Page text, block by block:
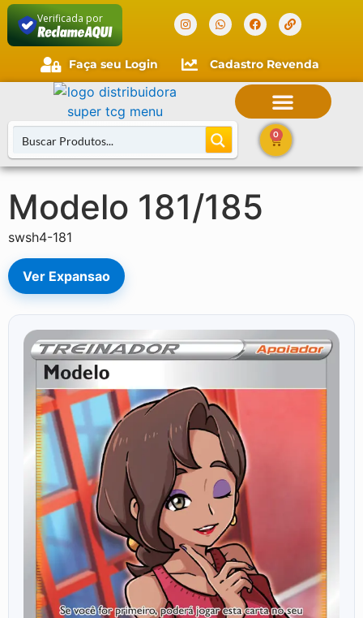
Verificada por
Faça seu Login Cadastro Revenda
0
Modelo 181/185
swsh4-181
Ver Expansao